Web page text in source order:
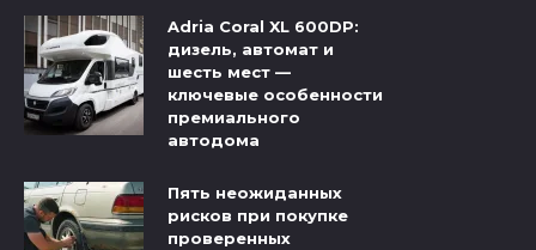
Adria Coral XL 600DP:
дизель, автомат и
шесть мест —
ключевые особенности
премиального
автодома
Пять неожиданных
рисков при покупке
проверенных